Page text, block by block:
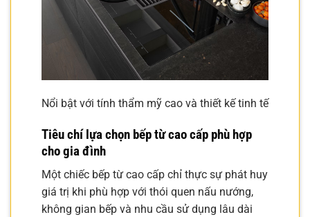
Nổi bật với tính thẩm mỹ cao và thiết kế tinh tế
Tiêu chí lựa chọn bếp từ cao cấp phù hợp
cho gia đình
Một chiếc bếp từ cao cấp chỉ thực sự phát huy
giá trị khi phù hợp với thói quen nấu nướng,
không gian bếp và nhu cầu sử dụng lâu dài